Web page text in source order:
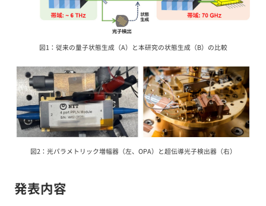
図1：従来の量子状態生成（A）と本研究の状態生成（B）の比較
図2：光パラメトリック増幅器（左、OPA）と超伝導光子検出器（右）
発表内容